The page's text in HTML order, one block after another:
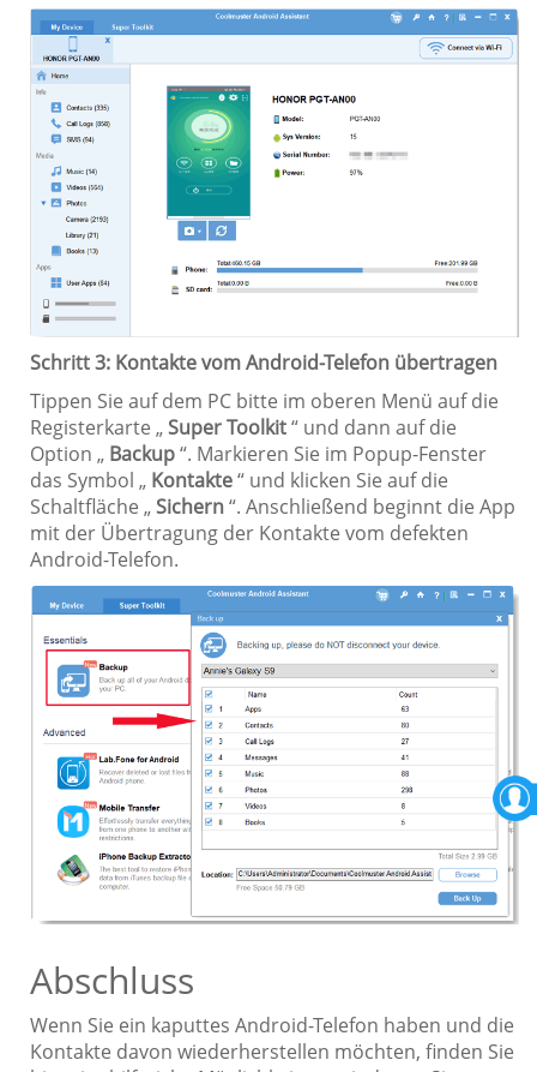
Schritt 3: Kontakte vom Android-Telefon übertragen
Tippen Sie auf dem PC bitte im oberen Menü auf die
Registerkarte „Super Toolkit“ und dann auf die
Option „ Backup“. Markieren Sie im Popup-Fenster
das Symbol „ Kontakte“ und klicken Sie auf die
Schaltfläche „Sichern“. Anschließend beginnt die App
mit der Übertragung der Kontakte vom defekten
Android-Telefon.
Abschluss
Wenn Sie ein kaputtes Android-Telefon haben und die
Kontakte davon wiederherstellen möchten, finden Sie